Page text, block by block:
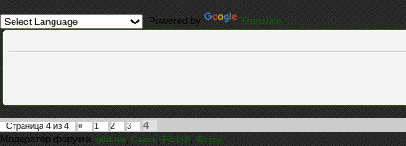
Powered by Translate
Страница 4 из 4 « 1 2 3
4
Модератор форума:g0d-me,Casus, FiLLiN,iEnjoy